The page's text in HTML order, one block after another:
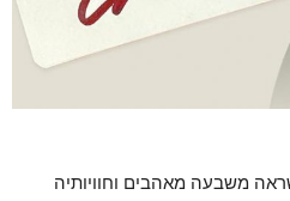
משבעה מאהבים וחוויותיה